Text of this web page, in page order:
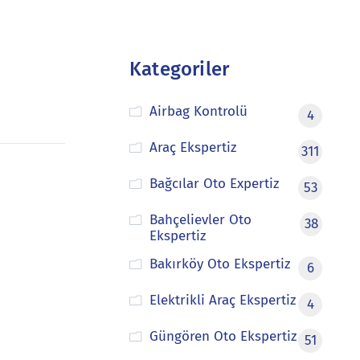
Kategoriler
Airbag Kontrolü
4
Araç Ekspertiz
311
Bağcılar Oto Expertiz
53
Bahçelievler Oto
Ekspertiz
38
Bakırköy Oto Ekspertiz
6
Elektrikli Araç Ekspertiz
4
Güngören Oto Ekspertiz 51